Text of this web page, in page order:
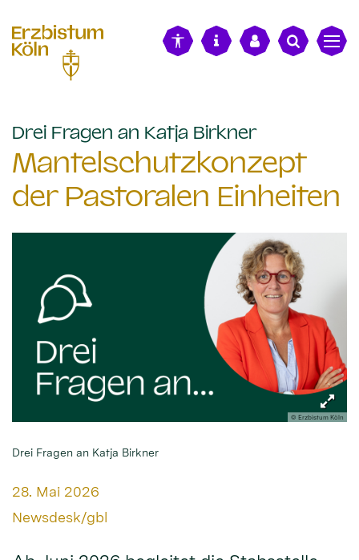
Drei Fragen an Katja Birkner:
Mantelschutzkonzept
der Pastoralen Einheiten
© Erzbistum Köln
Drei Fragen an Katja Birkner
Datum:
28. Mai 2026
Von:
Newsdesk/gbl